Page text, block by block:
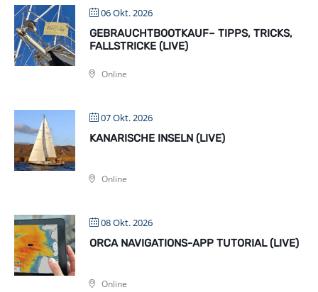
06 Okt. 2026
GEBRAUCHTBOOTKAUF– TIPPS, TRICKS,
FALLSTRICKE (LIVE)
Online
07 Okt. 2026
KANARISCHE INSELN (LIVE)
Online
08 Okt. 2026
ORCA NAVIGATIONS-APP TUTORIAL (LIVE)
Online